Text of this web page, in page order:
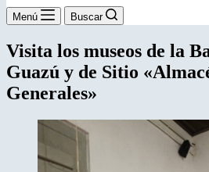
Menú Buscar
Visita los museos de la
Guazú y de Sitio
Generales»